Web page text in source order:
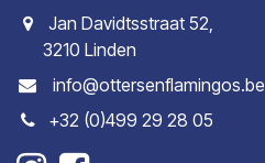
Jan Davidtsstraat 52,
3210 Linden
info@ottersenflamingos.be
+32 (0)499 29 28 05